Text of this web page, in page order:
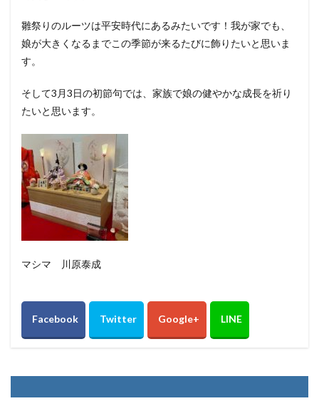
雛祭りのルーツは平安時代にあるみたいです！我が家でも、
娘が大きくなるまでこの季節が来るたびに飾りたいと思いま
す。
そして3月3日の初節句では、家族で娘の健やかな成長を祈り
たいと思います。
マシマ 川原泰成